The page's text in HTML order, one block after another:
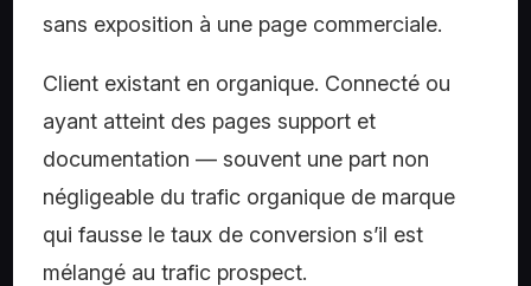
sans exposition à une page commerciale.
Client existant en organique. Connecté ou
ayant atteint des pages support et
documentation — souvent une part non
négligeable du trafic organique de marque
qui fausse le taux de conversion s’il est
mélangé au trafic prospect.